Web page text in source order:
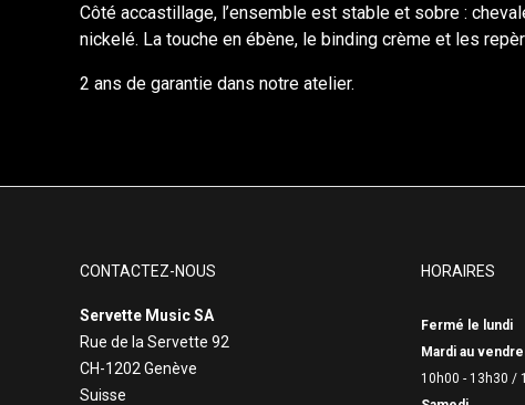
Côté accastillage, l’ensemble est stable et sobre :
nickelé. La touche en ébène, le binding crème et les
2 ans de garantie dans notre atelier.
CONTACTEZ-NOUS
Servette Music SA
Rue de la Servette 92
CH-1202 Genève
Suisse
HORAIRES
Fermé le lundi
Mardi au
10h00 - 13h30 /